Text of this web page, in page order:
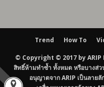
Trend How To
© Copyright © 2017 by ARIP
สิทธิ์ห้ามทำซ้ำ ทั้งหมด หรือบางส่ว
อนุญาตจาก ARIP เป็นลายลั